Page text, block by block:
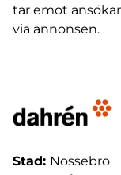
tar emot
via annonsen.
Stad: Nossebro